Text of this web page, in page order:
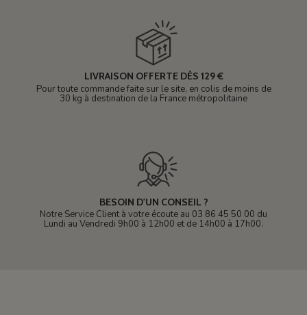
LIVRAISON OFFERTE DÈS 129 €
Pour toute commande faite sur le site, en colis de moins de
30 kg à destination de la France métropolitaine
BESOIN D'UN CONSEIL ?
Notre Service Client à votre écoute au 03 86 45 50 00 du
Lundi au Vendredi 9h00 à 12h00 et de 14h00 à 17h00.